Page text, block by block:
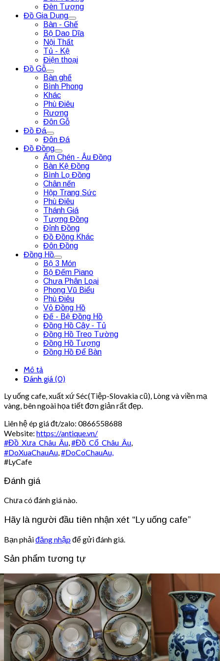
Đèn Tượng
Đồ Gia Dụng
Bàn - Ghế
Bộ Dao Dĩa
Nội Thất
Tủ - Kệ
Điện thoại
Đồ Gỗ
Bàn ghế
Bình Phong
Khác
Phù Điêu
Rương
Đôn Gỗ
Đồ Đá
Đôn Đá
Đồ Đồng
Ấm Chén - Âu Đồng
Bàn Kệ Đồng
Bình Lọ Đồng
Chân nến
Hộp Trang Sức
Phù Điêu
Thánh Giá
Tượng Đồng
Đỉnh Đồng
Đồ Đồng Khác
Đôn Đồng
Đồng Hồ
Bộ 3 Món
Bộ Đếm Piano
Chưa Phân Loại
Phong Vũ Biểu
Phù Điêu
Vỏ Đồng Hồ
Đế - Bệ Đồng Hồ
Đồng Hồ Cây - Tủ
Đồng Hồ Treo Tường
Đồng Hồ Tượng
Đồng Hồ Để Bàn
Mô tả
Đánh giá (0)
Ly uống cafe, xuất xứ Séc(Tiệp-Slovakia cũ), Lòng và viền mạ
vàng, bên ngoài họa tiết đơn giản rất đẹp.
Liên hệ ép giá đt/zalo: 0866558688
Website: https://antique.vn/
#Đồ_Xưa_Châu_Âu,#Đồ_Cổ_Châu_Âu,
#DoXuaChauAu,#DoCoChauAu,
#LyCafe
Đánh giá
Chưa có đánh giá nào.
Hãy là người đầu tiên nhận xét “Ly uống cafe”
Bạn phảiđăng nhậpđể gửi đánh giá.
Sản phẩm tương tự